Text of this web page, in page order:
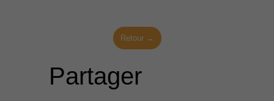
Retour →
Partager